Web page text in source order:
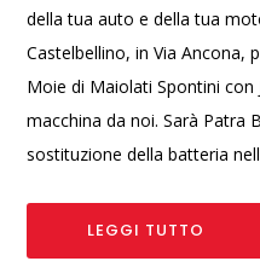
della tua auto e della tua
Castelbellino, in Via Ancona,
Moie di Maiolati Spontini
macchina da noi. Sarà Patra
sostituzione della batteria
LEGGI TUTTO